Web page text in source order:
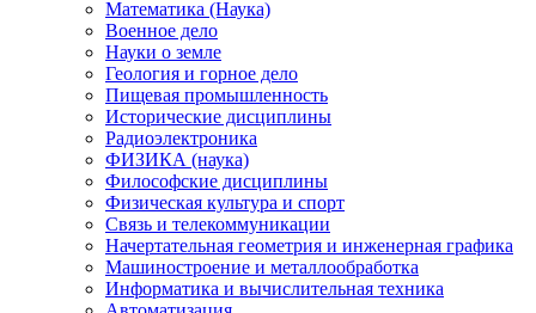
Математика (Наука)
Военное дело
Науки о земле
Геология и горное дело
Пищевая промышленность
Исторические дисциплины
Радиоэлектроника
ФИЗИКА (наука)
Философские дисциплины
Физическая культура и спорт
Связь и телекоммуникации
Начертательная геометрия и инженерная графика
Машиностроение и металлообработка
Информатика и вычислительная техника